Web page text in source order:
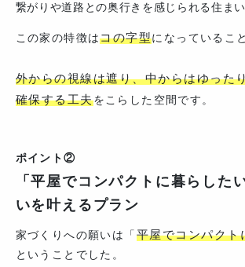
繋がりや道路との奥行きを感じられる住ま
この家の特徴はコの字型になっているこ
外からの視線は遮り、中からはゆった
確保する工夫をこらした空間です。
ポイント②
「平屋でコンパクトに暮らした
いを叶えるプラン
家づくりへの願いは「 平屋でコンパクト
ということでした。